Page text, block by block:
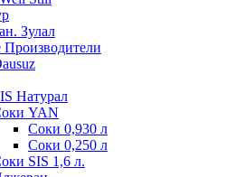
Зулал
Производители
Натурал
YAN
Соки 0,930 л
Соки 0,250 л
SIS 1,6 л.